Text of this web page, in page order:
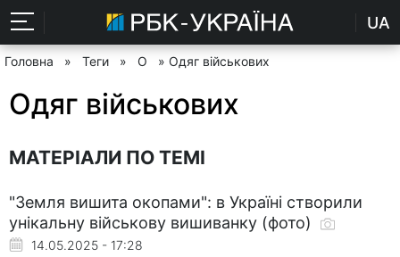
UA
Головна » Теги » О » Одяг військових
Одяг військових
МАТЕРІАЛИ ПО ТЕМІ
"Земля вишита окопами": в Україні створили
унікальну військову вишиванку (фото)
14.05.2025 - 17:28